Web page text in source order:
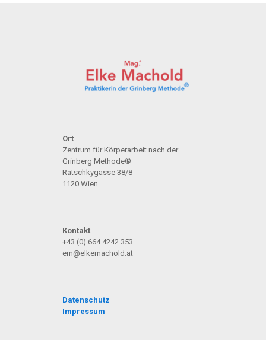
Ort
Zentrum für Körperarbeit nach der
Grinberg Methode®
Ratschkygasse 38/8
1120 Wien
Kontakt
+43 (0) 664 4242 353
em@elkemachold.at
Datenschutz
Impressum